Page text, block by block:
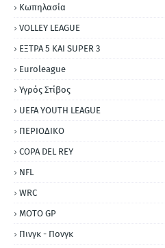
Κωπηλασία
VOLLEY LEAGUE
ΕΞΤΡΑ 5 ΚΑΙ SUPER 3
Εuroleague
Υγρός Στίβος
UEFA YOUTH LEAGUE
ΠΕΡΙΟΔΙΚΟ
COPA DEL REY
NFL
WRC
MOTO GP
Πινγκ - Πονγκ